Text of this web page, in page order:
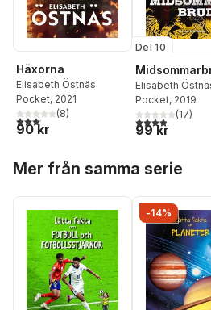
Häxorna
Elisabeth Östnäs
Pocket, 2021
3,1utav 5 stjärnor. Totalt antal röster:
(8)
90 kr
Del 10
Elisabeth
Pocket, 2019
3,9utav 5(17)
99 kr
Mer från samma serie
-14%